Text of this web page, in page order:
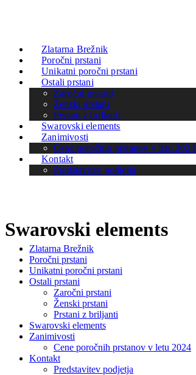
Zlatarna Brežnik
Poročni prstani
Unikatni poročni prstani
Ostali prstani
Zaročni prstani
Ženski prstani
Prstani z briljanti
Swarovski elements
Zanimivosti
Cene poročnih prstanov v letu 2024
Kontakt
Predstavitev podjetja
Swarovski elements
Zlatarna Brežnik
Poročni prstani
Unikatni poročni prstani
Ostali prstani
Zaročni prstani
Ženski prstani
Prstani z briljanti
Swarovski elements
Zanimivosti
Cene poročnih prstanov v letu 2024
Kontakt
Predstavitev podjetja